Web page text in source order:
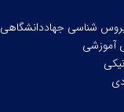
شناسی جهاددانشگاهی
آموزشی